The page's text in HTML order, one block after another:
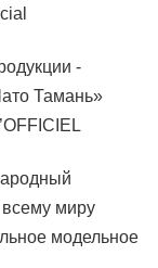
-
Тамань»
миру
модельное